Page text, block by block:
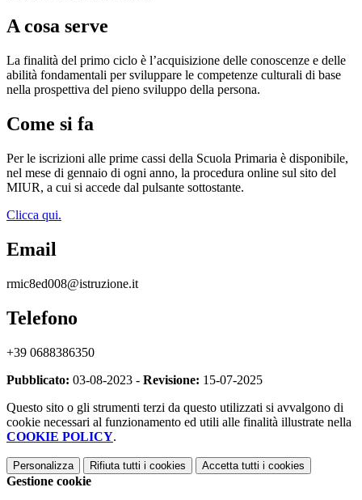
A cosa serve
La finalità del primo ciclo è l’acquisizione delle conoscenze e delle
abilità fondamentali per sviluppare le competenze culturali di base
nella prospettiva del pieno sviluppo della persona.
Come si fa
Per le iscrizioni alle prime cassi della Scuola Primaria è disponibile,
nel mese di gennaio di ogni anno, la procedura online sul sito del
MIUR, a cui si accede dal pulsante sottostante.
Clicca qui.
Email
rmic8ed008@istruzione.it
Telefono
+39 0688386350
Pubblicato: 03-08-2023 - Revisione: 15-07-2025
Questo sito o gli strumenti terzi da questo utilizzati si avvalgono di
cookie necessari al funzionamento ed utili alle finalità illustrate nella
COOKIE POLICY.
Personalizza Rifiuta tutti i cookies Accetta tutti i cookies
Gestione cookie